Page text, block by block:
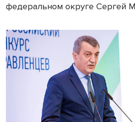
федеральном округе Сергей